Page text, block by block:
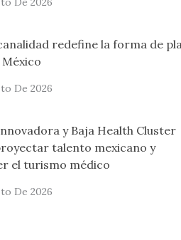
redefine la forma de
De 2026
y Baja Health Cluster
talento mexicano y
el turismo médico
De 2026